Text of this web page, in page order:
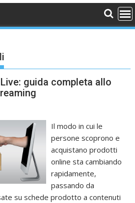
guida completa allo
Il modo in cui le
persone scoprono e
acquistano prodotti
online sta cambiando
rapidamente,
passando da
su schede prodotto a contenuti